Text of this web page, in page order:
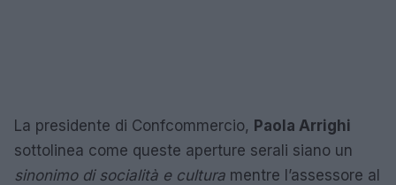
La presidente di Confcommercio, Paola Arrighi
sottolinea come queste aperture serali siano un
sinonimo di socialità e cultura mentre l’assessore al